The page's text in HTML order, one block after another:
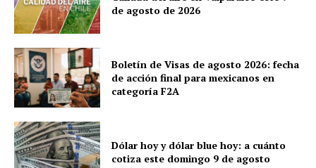
de agosto de 2026
Boletín de Visas de agosto 2026: fecha
de acción final para mexicanos en
categoría F2A
Dólar hoy y dólar blue hoy: a cuánto
cotiza este domingo 9 de agosto